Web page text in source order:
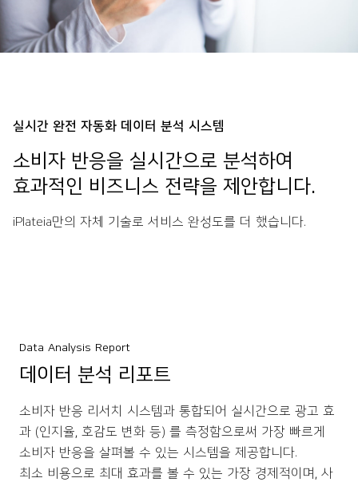
실시간 완전 자동화 데이터 분석 시스템
소비자 반응을 실시간으로 분석하여
효과적인 비즈니스 전략을 제안합니다.
iPlateia만의 자체 기술로 서비스 완성도를 더 했습니다.
Data Analysis Report
데이터 분석 리포트
소비자 반응 리서치 시스템과 통합되어 실시간으로 광고 효
과 (인지율, 호감도 변화 등) 를 측정함으로써 가장 빠르게
소비자 반응을 살펴볼 수 있는 시스템을 제공합니다.
최소 비용으로 최대 효과를 볼 수 있는 가장 경제적이며, 사